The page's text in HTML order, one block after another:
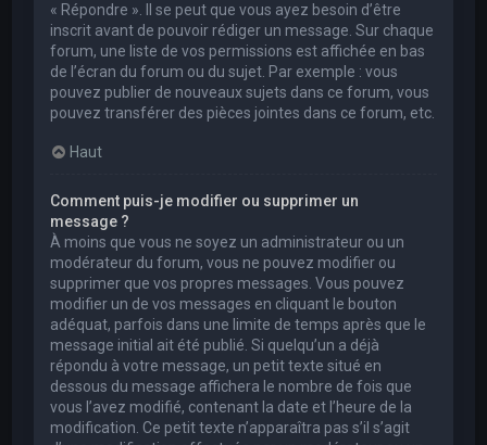
« Répondre ». Il se peut que vous ayez besoin d’être
inscrit avant de pouvoir rédiger un message. Sur chaque
forum, une liste de vos permissions est affichée en bas
de l’écran du forum ou du sujet. Par exemple : vous
pouvez publier de nouveaux sujets dans ce forum, vous
pouvez transférer des pièces jointes dans ce forum, etc.
Haut
Comment puis-je modifier ou supprimer un
message ?
À moins que vous ne soyez un administrateur ou un
modérateur du forum, vous ne pouvez modifier ou
supprimer que vos propres messages. Vous pouvez
modifier un de vos messages en cliquant le bouton
adéquat, parfois dans une limite de temps après que le
message initial ait été publié. Si quelqu’un a déjà
répondu à votre message, un petit texte situé en
dessous du message affichera le nombre de fois que
vous l’avez modifié, contenant la date et l’heure de la
modification. Ce petit texte n’apparaîtra pas s’il s’agit